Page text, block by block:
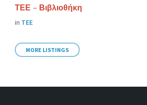
ΤΕΕ – Βιβλιοθήκη
in ΤΕΕ
MORE LISTINGS